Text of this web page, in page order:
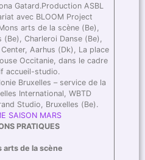
Gatard.Production ASBL
avec BLOOM Project
arts de la scène (Be),
Charleroi Danse (Be),
Aarhus (Dk), La place
Occitanie, dans le cadre
accueil-studio.
Bruxelles – service de la
International, WBTD
Studio, Bruxelles (Be).
SAISON MARS
PRATIQUES
arts de la scène